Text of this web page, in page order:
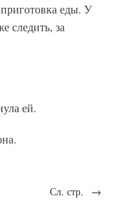
приготовка еды. У
следить, за
ей.
Сл. стр. →